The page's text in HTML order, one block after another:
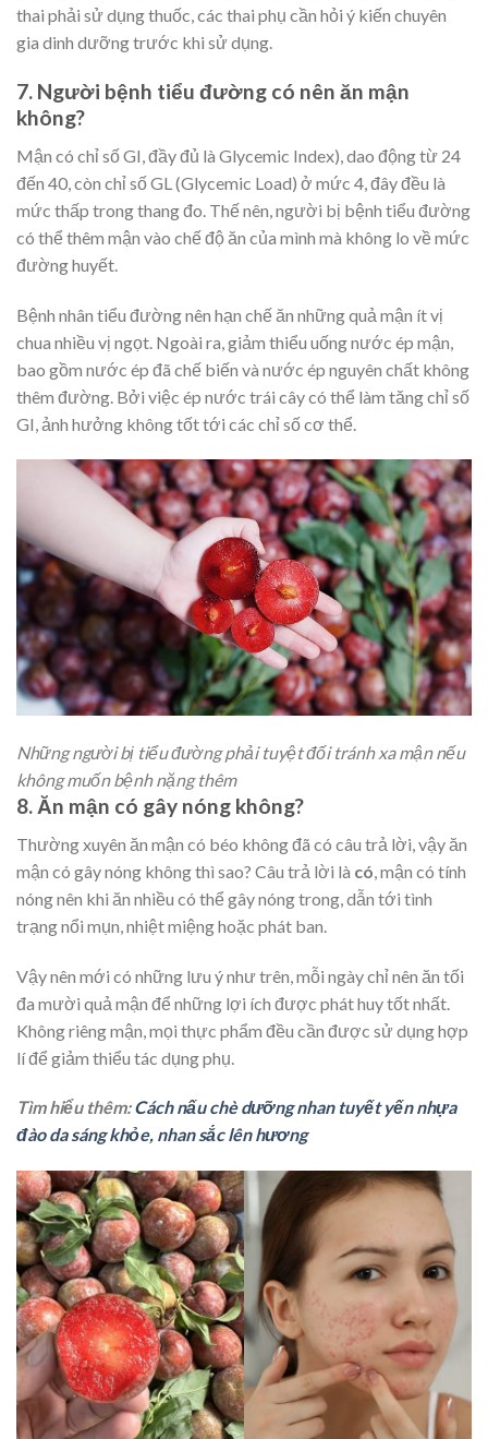
thai phải sử dụng thuốc, các thai phụ cần hỏi ý kiến chuyên
gia dinh dưỡng trước khi sử dụng.
7. Người bệnh tiểu đường có nên ăn mận
không?
Mận có chỉ số GI, đầy đủ là Glycemic Index), dao động từ 24
đến 40, còn chỉ số GL (Glycemic Load) ở mức 4, đây đều là
mức thấp trong thang đo. Thế nên, người bị bệnh tiểu đường
có thể thêm mận vào chế độ ăn của mình mà không lo về mức
đường huyết.
Bệnh nhân tiểu đường nên hạn chế ăn những quả mận ít vị
chua nhiều vị ngọt. Ngoài ra, giảm thiểu uống nước ép mận,
bao gồm nước ép đã chế biến và nước ép nguyên chất không
thêm đường. Bởi việc ép nước trái cây có thể làm tăng chỉ số
GI, ảnh hưởng không tốt tới các chỉ số cơ thể.
Những người bị tiểu đường phải tuyệt đối tránh xa mận nếu
không muốn bệnh nặng thêm
8. Ăn mận có gây nóng không?
Thường xuyên ăn mận có béo không đã có câu trả lời, vậy ăn
mận có gây nóng không thì sao? Câu trả lời là có, mận có tính
nóng nên khi ăn nhiều có thể gây nóng trong, dẫn tới tình
trạng nổi mụn, nhiệt miệng hoặc phát ban.
Vậy nên mới có những lưu ý như trên, mỗi ngày chỉ nên ăn tối
đa mười quả mận để những lợi ích được phát huy tốt nhất.
Không riêng mận, mọi thực phẩm đều cần được sử dụng hợp
lí để giảm thiểu tác dụng phụ.
Tìm hiểu thêm:Cách nấu chè dưỡng nhan tuyết yến nhựa
đào da sáng khỏe, nhan sắc lên hương